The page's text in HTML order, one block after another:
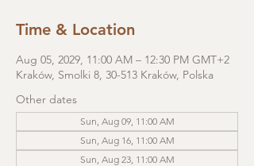
Time & Location
Aug 05, 2029, 11:00 AM – 12:30 PM GMT+2
Kraków, Smolki 8, 30-513 Kraków, Polska
Other dates
Sun, Aug 09, 11:00 AM
Sun, Aug 16, 11:00 AM
Sun, Aug 23, 11:00 AM